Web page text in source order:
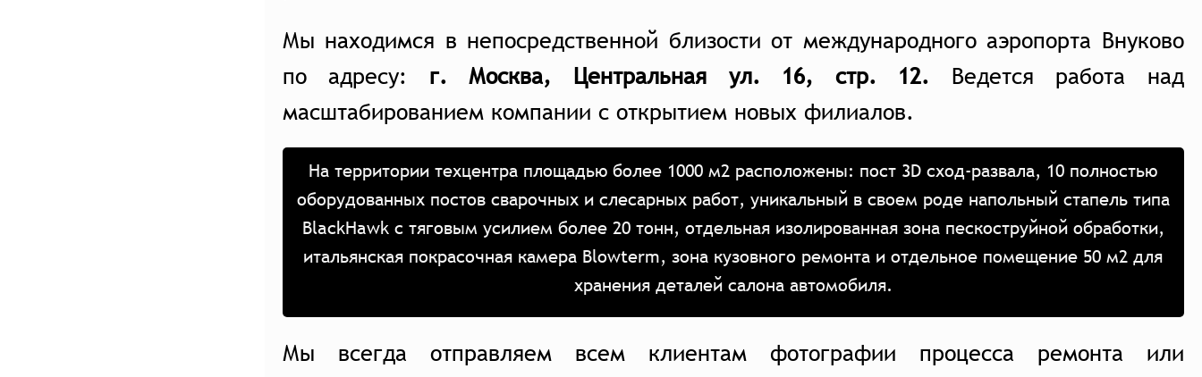
Мы находимся в непосредственной близости от международного аэропорта Внуково
по адресу: г. Москва, Центральная ул. 16, стр. 12. Ведется работа над
масштабированием компании с открытием новых филиалов.
На территории техцентра площадью более 1000 м2 расположены: пост 3D сход-развала, 10 полностью
оборудованных постов сварочных и слесарных работ, уникальный в своем роде напольный стапель типа
BlackHawk с тяговым усилием более 20 тонн, отдельная изолированная зона пескоструйной обработки,
итальянская покрасочная камера Blowterm, зона кузовного ремонта и отдельное помещение 50 м2 для
хранения деталей салона автомобиля.
Мы всегда отправляем всем клиентам фотографии процесса ремонта или